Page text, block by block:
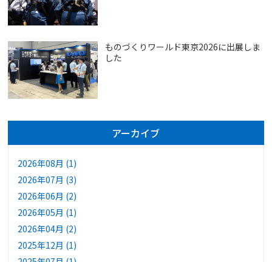
ものづくりワールド東京2026に出展しま
した
アーカイブ
2026年08月 (1)
2026年07月 (3)
2026年06月 (2)
2026年05月 (1)
2026年04月 (2)
2025年12月 (1)